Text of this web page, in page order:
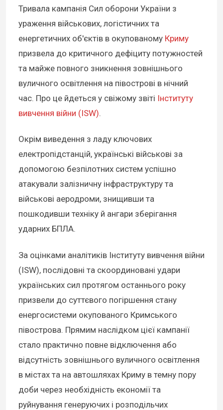
Тривала кампанія Сил оборони України з
ураження військових, логістичних та
енергетичних об'єктів в окупованому Криму
призвела до критичного дефіциту потужностей
та майже повного зникнення зовнішнього
вуличного освітлення на півострові в нічний
час. Про це йдеться у свіжому звіті Інституту
вивчення війни (ISW).
Окрім виведення з ладу ключових
електропідстанцій, українські військові за
допомогою безпілотних систем успішно
атакували залізничну інфраструктуру та
військові аеродроми, знищивши та
пошкодивши техніку й ангари зберігання
ударних БПЛА.
За оцінками аналітиків Інституту вивчення війни
(ISW), послідовні та скоординовані удари
українських сил протягом останнього року
призвели до суттєвого погіршення стану
енергосистеми окупованого Кримського
півострова. Прямим наслідком цієї кампанії
стало практично повне відключення або
відсутність зовнішнього вуличного освітлення
в містах та на автошляхах Криму в темну пору
доби через необхідність економії та
руйнування генеруючих і розподільчих